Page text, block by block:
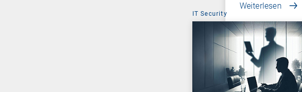
Weiterlesen
IT Security